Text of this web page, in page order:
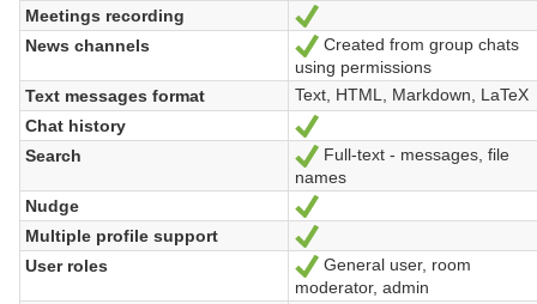
Meetings recording
News channels
Oui
Created from group chats
using permissions
Text messages format
Text, HTML, Markdown, LaTeX
Chat history
Oui
Search
Oui
Full-text - messages, file
names
Nudge
Oui
Multiple profile support
User roles
Oui
General user, room
moderator, admin